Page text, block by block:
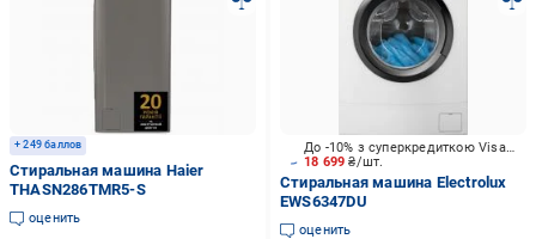
+ 249 баллов
Стиральная машина Haier
THASN286TMR5-S
оценить
18 699₴/шт.
До -10% з суперкредиткою Visa Вигода
Стиральная машина Electrolux
EWS6347DU
оценить